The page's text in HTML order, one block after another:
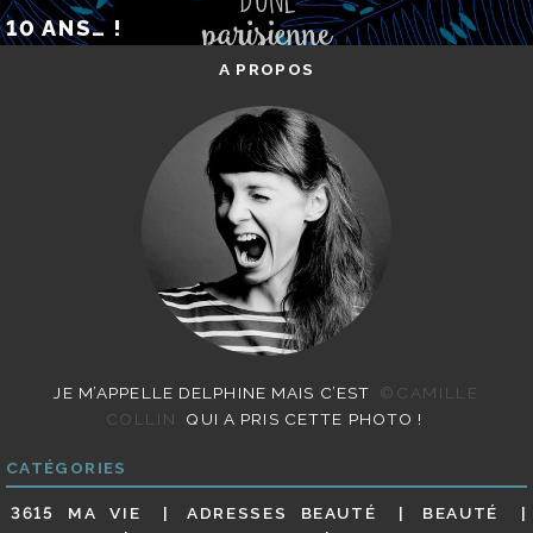
10 ANS… !
A PROPOS
JE M’APPELLE DELPHINE MAIS C’EST
©CAMILLE
COLLIN
QUI A PRIS CETTE PHOTO !
CATÉGORIES
3615 MA VIE ADRESSES BEAUTÉ
BEAUTÉ